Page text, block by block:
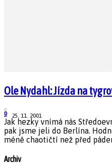
Ole Nydahl: Jízda na
25. 11. 2001
0
Jak hezky vnímá nás
pak jsme jeli do Berlína.
méně chaotičtí než před
Archiv